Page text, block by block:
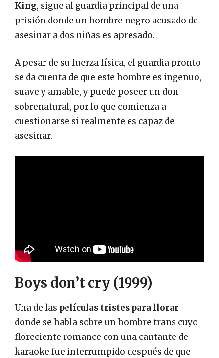
King, sigue al guardia principal de una
prisión donde un hombre negro acusado de
asesinar a dos niñas es apresado.
A pesar de su fuerza física, el guardia pronto
se da cuenta de que este hombre es ingenuo,
suave y amable, y puede poseer un don
sobrenatural, por lo que comienza a
cuestionarse si realmente es capaz de
asesinar.
Boys don’t cry (1999)
Una de las películas tristes para llorar
donde se habla sobre un hombre trans cuyo
floreciente romance con una cantante de
karaoke fue interrumpido después de que